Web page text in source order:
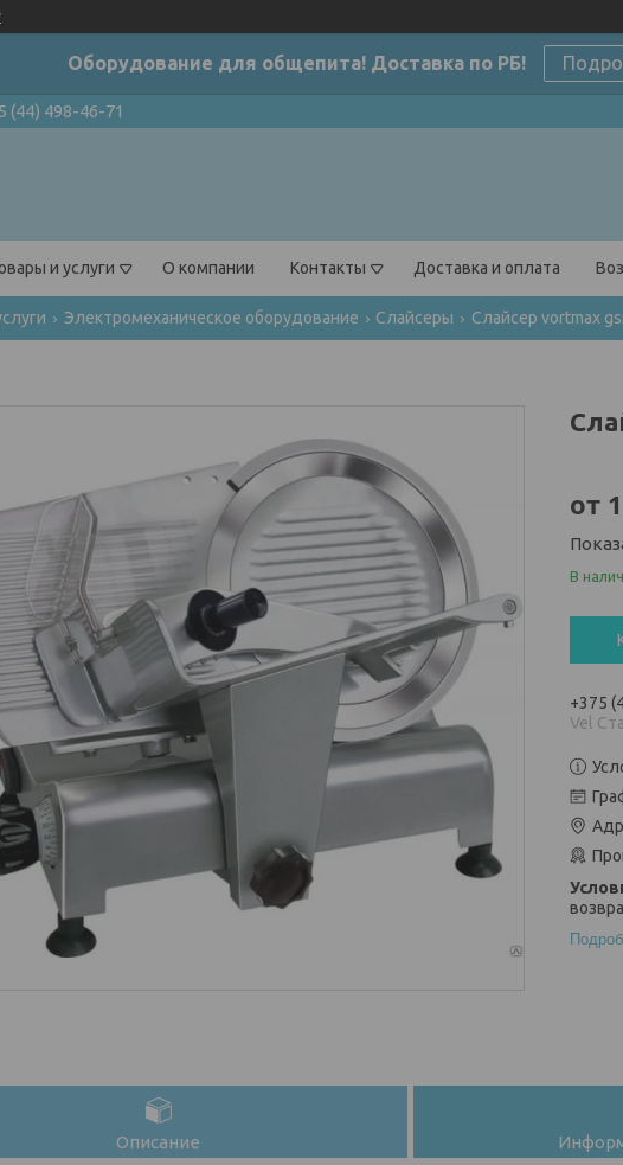
Оборудование для общепита! Доставка по РБ!
(44) 498-46-71
и услуги О компании Контакты Доставка и оплата
Электромеханическое оборудование Слайсеры Слайсер vortmax
от
В
+375
Vel
Описание